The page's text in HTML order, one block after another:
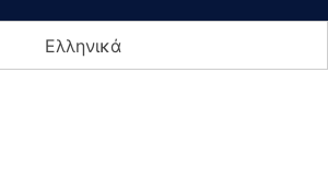
Ελληνικά